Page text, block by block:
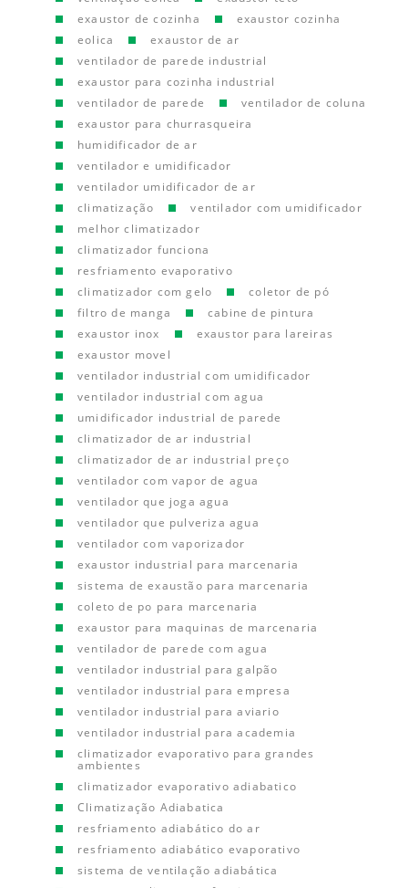
exaustor de cozinha
exaustor cozinha
eolica
exaustor de ar
ventilador de parede industrial
exaustor para cozinha industrial
ventilador de parede
ventilador de coluna
exaustor para churrasqueira
humidificador de ar
ventilador e umidificador
ventilador umidificador de ar
climatização
ventilador com umidificador
melhor climatizador
climatizador funciona
resfriamento evaporativo
climatizador com gelo
coletor de pó
filtro de manga
cabine de pintura
exaustor inox
exaustor para lareiras
exaustor movel
ventilador industrial com umidificador
ventilador industrial com agua
umidificador industrial de parede
climatizador de ar industrial
climatizador de ar industrial preço
ventilador com vapor de agua
ventilador que joga agua
ventilador que pulveriza agua
ventilador com vaporizador
exaustor industrial para marcenaria
sistema de exaustão para marcenaria
coleto de po para marcenaria
exaustor para maquinas de marcenaria
ventilador de parede com agua
ventilador industrial para galpão
ventilador industrial para empresa
ventilador industrial para aviario
ventilador industrial para academia
climatizador evaporativo para grandes
ambientes
climatizador evaporativo adiabatico
Climatização Adiabatica
resfriamento adiabático do ar
resfriamento adiabático evaporativo
sistema de ventilação adiabática